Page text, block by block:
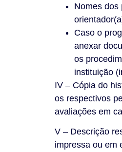
Nomes dos
Caso o
anexar
os
instituição
IV – Cópia do
os respectivos
avaliações em
V – Descrição
impressa ou em